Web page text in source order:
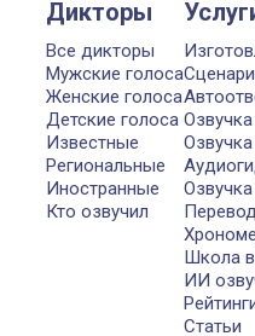
Дикторы
Все дикторы
Мужские голоса
Женские голоса
Детские голоса
Известные
Региональные
Иностранные
Кто озвучил
Озвучка
Школа
ИИ
Статьи